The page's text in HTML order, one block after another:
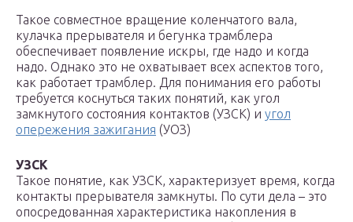
Такое совместное вращение коленчатого вала,
кулачка прерывателя и бегунка трамблера
обеспечивает появление искры, где надо и когда
надо. Однако это не охватывает всех аспектов того,
как работает трамблер. Для понимания его работы
требуется коснуться таких понятий, как угол
замкнутого состояния контактов (УЗСК) и угол
опережения зажигания (УОЗ)
УЗСК
Такое понятие, как УЗСК, характеризует время, когда
контакты прерывателя замкнуты. По сути дела – это
опосредованная характеристика накопления в